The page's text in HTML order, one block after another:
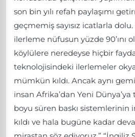
son bin yılı refah paylaşımı
geçmemiş sayısız icatlarla
ilerleme nüfusun yüzde 90’ını
köylülere neredeyse hiçbir
teknolojisindeki ilerlemeler
mümkün kıldı. Ancak aynı
insan Afrika’dan Yeni Dünya’ya
boyu süren baskı sistemlerinin
kıldı ve hala bugüne kadar